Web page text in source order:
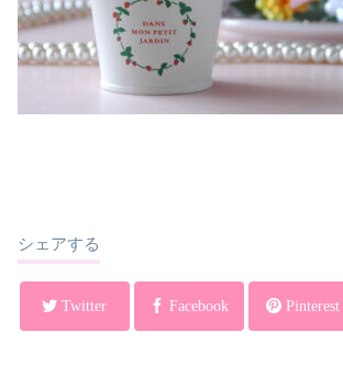
シェアする
Twitter Facebook Pinterest